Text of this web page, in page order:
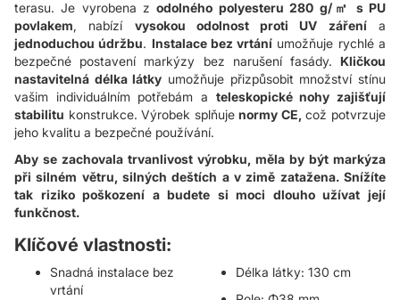
terasu. Je vyrobena zodolného polyesteru 280 g/㎡ s PU
povlakem, nabízí vysokou odolnost proti UV zářenía
jednoduchou údržbu. Instalace bez vrtání umožňuje rychlé a
bezpečné postavení markýzy bez narušení fasády. Kličkou
nastavitelná délka látky umožňuje přizpůsobit množství stínu
vašim individuálním potřebám a teleskopické nohy zajišťují
stabilitu konstrukce. Výrobek splňujenormy CE, což potvrzuje
jeho kvalitu a bezpečné používání.
Aby se zachovala trvanlivost výrobku, měla by být markýza
při silném větru, silných deštích a v zimě zatažena. Snížíte
tak riziko poškození a budete si moci dlouho užívat její
funkčnost.
Zeptejte
se
ChatGPT
Klíčové vlastnosti:
Snadná instalace bez
vrtání
Délka látky: 130 cm